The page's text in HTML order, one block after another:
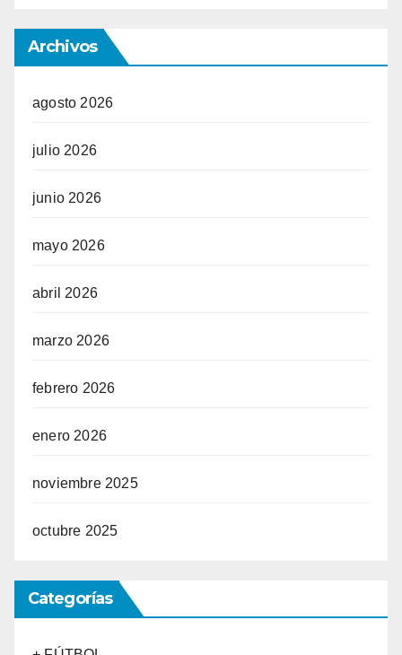
Archivos
agosto 2026
julio 2026
junio 2026
mayo 2026
abril 2026
marzo 2026
febrero 2026
enero 2026
noviembre 2025
octubre 2025
Categorías